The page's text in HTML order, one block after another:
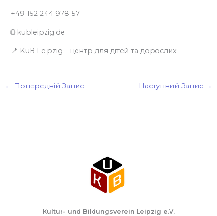
+49 152 244 978 57
🌐 kubleipzig.de
📍 KuB Leipzig – центр для дітей та дорослих
← Попередній Запис Наступний Запис →
Kultur- und Bildungsverein Leipzig e.V.